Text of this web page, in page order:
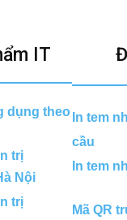
IT
dụng theo
trị
Nội
trị
In tem
cầu
In tem
Mã QR